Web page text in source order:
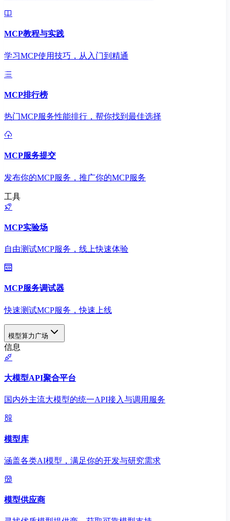
MCP教程与实践
学习MCP使用技巧，从入门到精通
MCP排行榜
热门MCP服务性能排行，帮你找到最佳选择
MCP服务提交
发布你的MCP服务，推广你的MCP服务
工具
MCP实验场
自由测试MCP服务，线上快速体验
MCP服务调试器
快速测试MCP服务，快速上线
模型算力广场
信息
大模型API聚合平台
国内外主流大模型的统一API接入与调用服务
模型库
涵盖各类AI模型，满足你的开发与研究需求
模型供应商